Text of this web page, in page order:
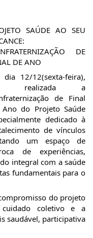
SAÚDE AO SEU
DE
DE ANO
dia 12/12(sexta-feira),
realizada a
de Final
do Projeto Saúde
dedicado à
de vínculos
um espaço de
de experiências,
integral com a saúde
fundamentais para o
do projeto
coletivo e a
saudável, participativa